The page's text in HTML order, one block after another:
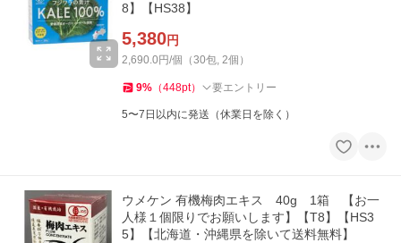
8】【HS38】
5,380円
2,690.0円/個（30包, 2個）
9% （448pt） 要エントリー
5〜7日以内に発送（休業日を除く）
ウメケン 有機梅肉エキス 40g 1箱 【お一
人様１個限りでお願いします】【T8】【HS3
5】【北海道・沖縄県を除いて送料無料】